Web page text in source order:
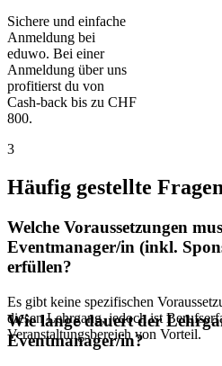
Sichere und einfache
Anmeldung bei
eduwo. Bei einer
Anmeldung über uns
profitierst du von
Cash-back bis zu CHF
800.
3
Häufig gestellte
Welche Voraussetzungen
Eventmanager/in (inkl.
erfüllen?
Es gibt keine spezifischen
diesen Lehrgang, jedoch ist
Veranstaltungsbereich von Vorteil.
Wie lange dauert der
Eventmanager/in?